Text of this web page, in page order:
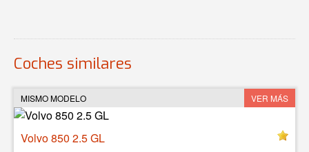
Coches similares
MISMO MODELO VER MÁS
Volvo 850 2.5 GL